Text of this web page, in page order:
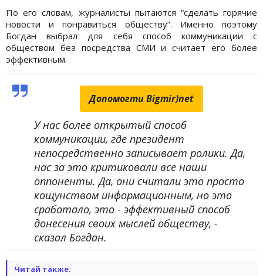
По его словам, журналисты пытаются “сделать горячие
новости и понравиться обществу”. Именно поэтому
Богдан выбрал для себя способ коммуникации с
обществом без посредства СМИ и считает его более
эффективным.
Допомогти Bigmir)net
У нас более открытый способ
коммуникации, где президент
непосредственно записывает ролики. Да,
нас за это критиковали все наши
оппоненты. Да, они считали это просто
кощунством информационным, но это
сработало, это - эффективный способ
донесения своих мыслей обществу, -
сказал Богдан.
Читай также: